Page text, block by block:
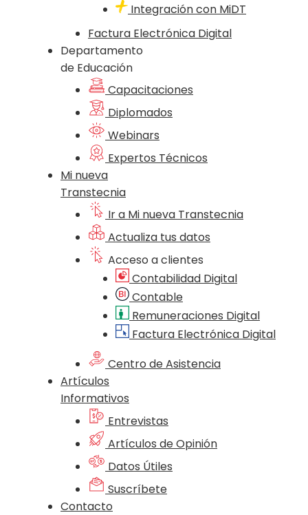
Integración con MiDT
Factura Electrónica Digital
Departamento
de Educación
Capacitaciones
Diplomados
Webinars
Expertos Técnicos
Mi nueva
Transtecnia
Ir a Mi nueva Transtecnia
Actualiza tus datos
Acceso a clientes
Contabilidad Digital
Contable
Remuneraciones Digital
Factura Electrónica Digital
Centro de Asistencia
Artículos
Informativos
Entrevistas
Artículos de Opinión
Datos Útiles
Suscríbete
Contacto